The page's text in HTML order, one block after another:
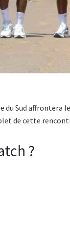
du Sud affrontera
de cette
?